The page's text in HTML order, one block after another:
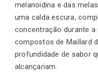
melanoidina e das
uma calda escura,
concentração durante
compostos de Maillard
profundidade de sabor
alcançariam.